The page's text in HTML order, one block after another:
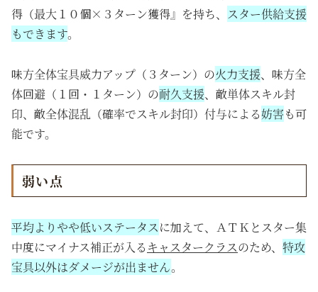
得（最大１０個×３ターン獲得』を持ち、 スター供給支援
もできます。
味方全体宝具威力アップ（３ターン）の火力支援、味方全
体回避（１回・１ターン）の耐久支援、敵単体スキル封
印、敵全体混乱（確率でスキル封印）付与による妨害も可
能です。
弱い点
平均よりやや低いステータスに加えて、ＡＴＫとスター集
中度にマイナス補正が入る キャスタークラスのため、 特攻
宝具以外はダメージが出ません。